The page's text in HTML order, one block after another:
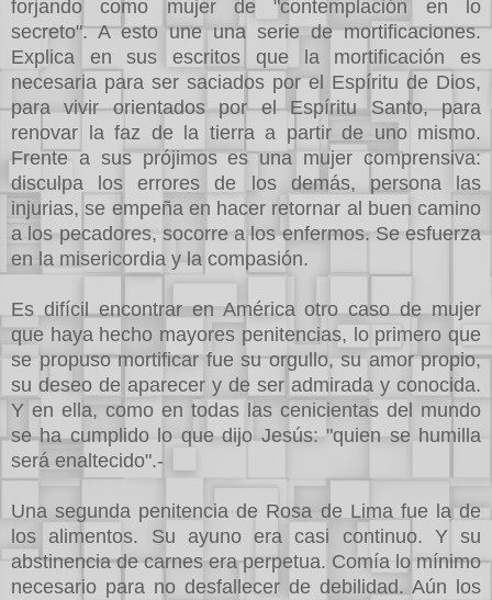
forjando como mujer de "contemplación en lo
secreto". A esto une una serie de mortificaciones.
Explica en sus escritos que la mortificación es
necesaria para ser saciados por el Espíritu de Dios,
para vivir orientados por el Espíritu Santo, para
renovar la faz de la tierra a partir de uno mismo.
Frente a sus prójimos es una mujer comprensiva:
disculpa los errores de los demás, persona las
injurias, se empeña en hacer retornar al buen camino
a los pecadores, socorre a los enfermos. Se esfuerza
en la misericordia y la compasión.
Es difícil encontrar en América otro caso de mujer
que haya hecho mayores penitencias, lo primero que
se propuso mortificar fue su orgullo, su amor propio,
su deseo de aparecer y de ser admirada y conocida.
Y en ella, como en todas las cenicientas del mundo
se ha cumplido lo que dijo Jesús: "quien se humilla
será enaltecido".-
Una segunda penitencia de Rosa de Lima fue la de
los alimentos. Su ayuno era casi continuo. Y su
abstinencia de carnes era perpetua. Comía lo mínimo
necesario para no desfallecer de debilidad. Aún los